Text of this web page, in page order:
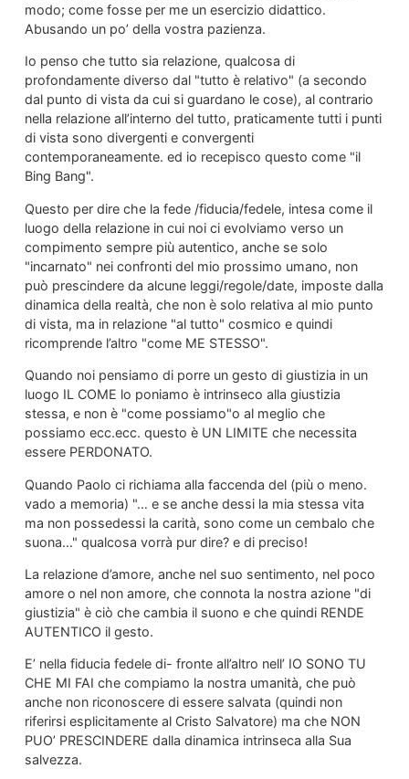
modo; come fosse per me un esercizio didattico.
Abusando un po’ della vostra pazienza.
Io penso che tutto sia relazione, qualcosa di
profondamente diverso dal "tutto è relativo" (a secondo
dal punto di vista da cui si guardano le cose), al contrario
nella relazione all’interno del tutto, praticamente tutti i punti
di vista sono divergenti e convergenti
contemporaneamente. ed io recepisco questo come "il
Bing Bang".
Questo per dire che la fede /fiducia/fedele, intesa come il
luogo della relazione in cui noi ci evolviamo verso un
compimento sempre più autentico, anche se solo
"incarnato" nei confronti del mio prossimo umano, non
può prescindere da alcune leggi/regole/date, imposte dalla
dinamica della realtà, che non è solo relativa al mio punto
di vista, ma in relazione "al tutto" cosmico e quindi
ricomprende l’altro "come ME STESSO".
Quando noi pensiamo di porre un gesto di giustizia in un
luogo IL COME lo poniamo è intrinseco alla giustizia
stessa, e non è "come possiamo"o al meglio che
possiamo ecc.ecc. questo è UN LIMITE che necessita
essere PERDONATO.
Quando Paolo ci richiama alla faccenda del (più o meno.
vado a memoria) "… e se anche dessi la mia stessa vita
ma non possedessi la carità, sono come un cembalo che
suona…" qualcosa vorrà pur dire? e di preciso!
La relazione d’amore, anche nel suo sentimento, nel poco
amore o nel non amore, che connota la nostra azione "di
giustizia" è ciò che cambia il suono e che quindi RENDE
AUTENTICO il gesto.
E’ nella fiducia fedele di- fronte all’altro nell’ IO SONO TU
CHE MI FAI che compiamo la nostra umanità, che può
anche non riconoscere di essere salvata (quindi non
riferirsi esplicitamente al Cristo Salvatore) ma che NON
PUO’ PRESCINDERE dalla dinamica intrinseca alla Sua
salvezza.